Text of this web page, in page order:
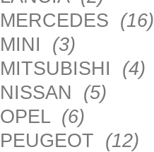
MERCEDES (16)
MINI (3)
MITSUBISHI (4)
NISSAN (5)
OPEL (6)
PEUGEOT (12)